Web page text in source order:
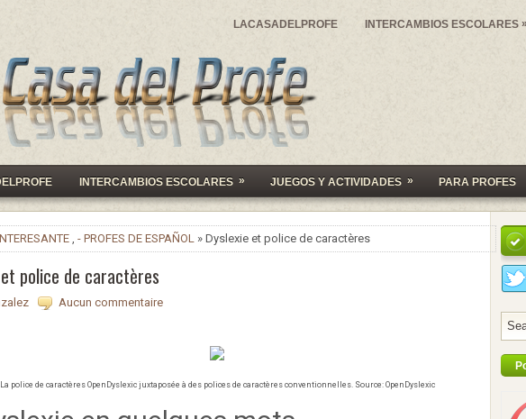
LACASADELPROFE INTERCAMBIOS ESCOLARES »
INTERCAMBIOS ESCOLARES » JUEGOS Y ACTIVIDADES » PARA PROFES
, - PROFES DE ESPAÑOL » Dyslexie et police de caractères
police de caractères
Aucun commentaire
La police de caractères OpenDyslexic juxtaposée à des polices de caractères conventionnelles. Source: OpenDyslexic